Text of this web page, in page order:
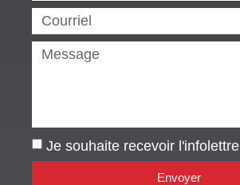
Je souhaite recevoir l'infolettre
Envoyer